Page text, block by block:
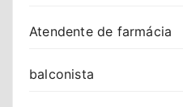
Atendente de farmácia
balconista